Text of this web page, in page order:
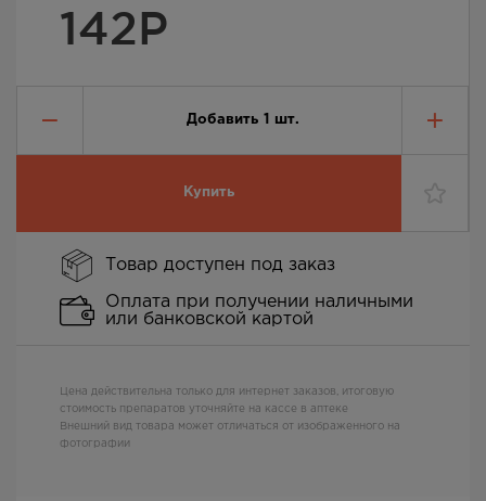
142Р
Добавить 1 шт.
Купить
Товар доступен под заказ
Оплата при получении наличными
или банковской картой
Цена действительна только для интернет заказов, итоговую
стоимость препаратов уточняйте на кассе в аптеке
Внешний вид товара может отличаться от изображенного на
фотографии